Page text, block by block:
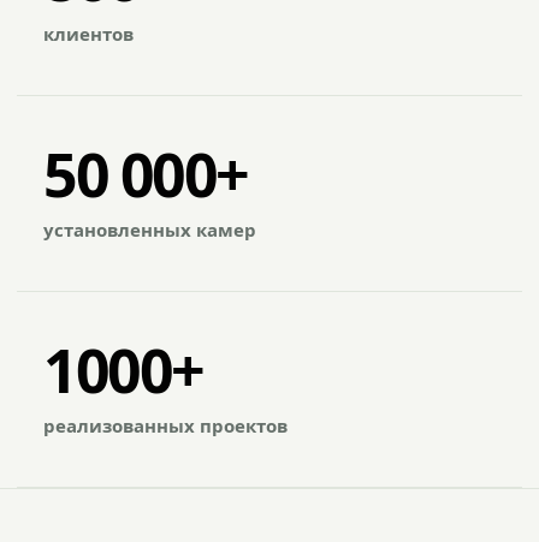
клиентов
50 000+
установленных камер
1000+
реализованных проектов